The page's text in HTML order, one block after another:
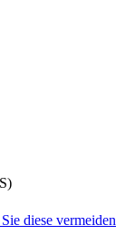
diese vermeiden